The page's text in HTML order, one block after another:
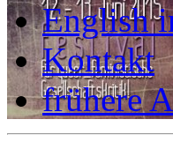
English
Kontakt
frühere